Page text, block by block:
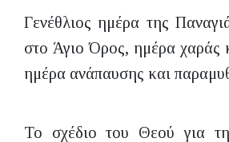
Γενέθλιος ημέρα της
στο Άγιο Όρος, ημέρα χαράς
ημέρα ανάπαυσης και
Το σχέδιο του Θεού για